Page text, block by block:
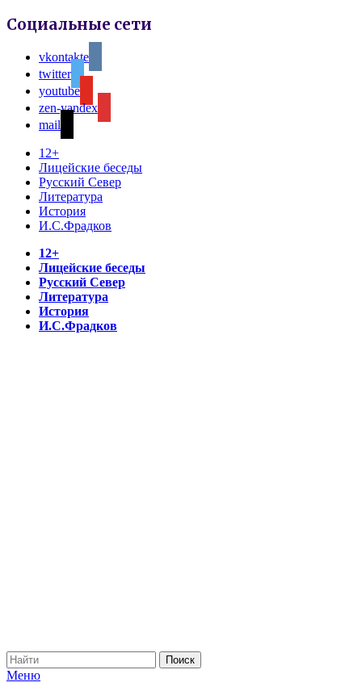
Социальные сети
vkontakte
twitter
youtube
zen-yandex
mail
12+
Лицейские беседы
Русский Север
Литература
История
И.С.Фрадков
12+
Лицейские беседы
Русский Север
Литература
История
И.С.Фрадков
Меню